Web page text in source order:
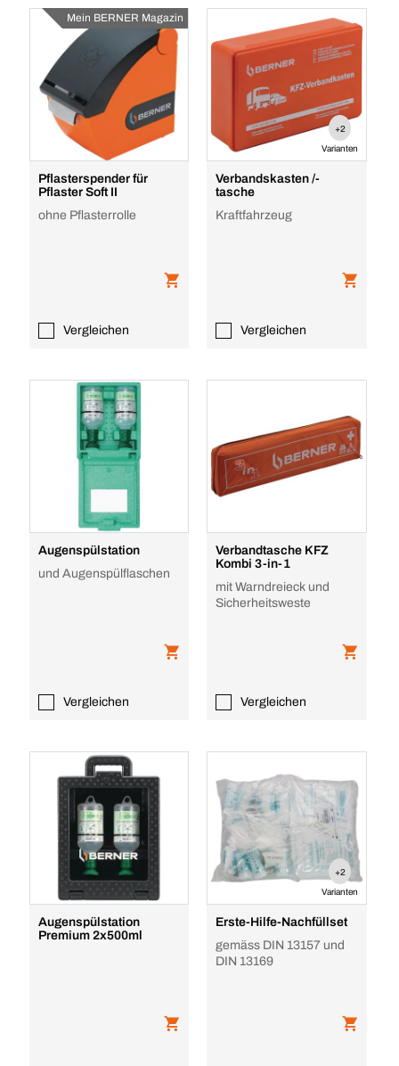
Mein BERNER Magazin
Pflasterspender für
Pflaster Soft II
ohne Pflasterrolle
Vergleichen
+2
Varianten
Verbandskasten /-
tasche
Kraftfahrzeug
Vergleichen
Augenspülstation
und Augenspülflaschen
Vergleichen
Verbandtasche KFZ
Kombi 3-in-1
mit Warndreieck und
Sicherheitsweste
Vergleichen
Augenspülstation
Premium 2x500ml
+2
Varianten
Erste-Hilfe-Nachfüllset
gemäss DIN 13157 und
DIN 13169